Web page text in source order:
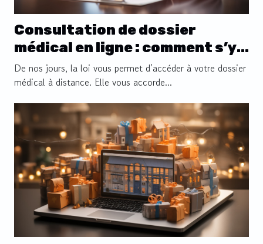
Consultation de dossier
médical en ligne : comment s’y
prendre ?
De nos jours, la loi vous permet d’accéder à votre dossier
médical à distance. Elle vous accorde...